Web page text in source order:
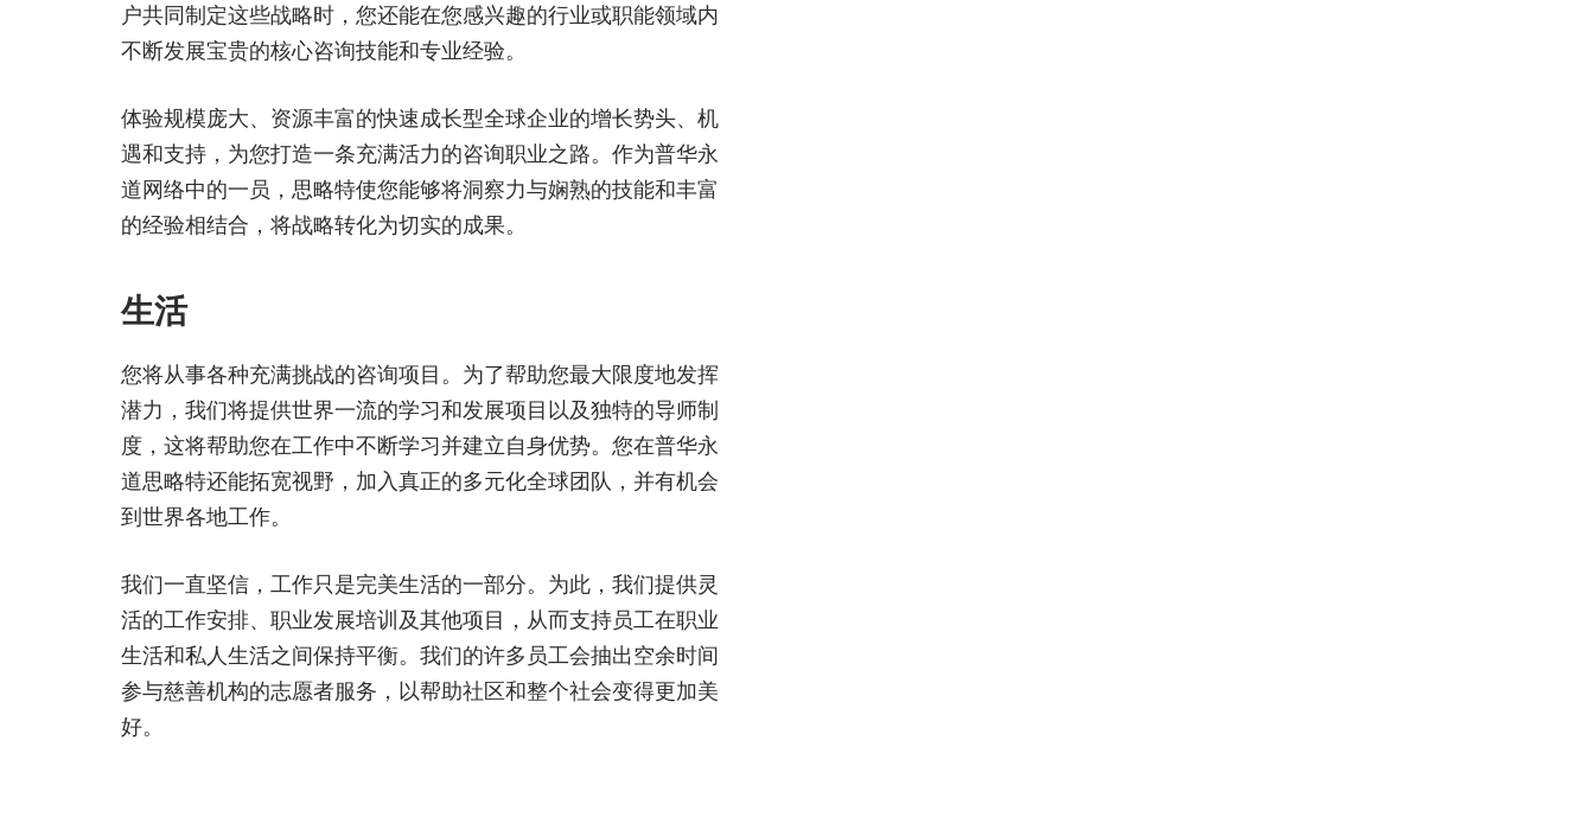
户共同制定这些战略时，您还能在您感兴趣的行业或职能领域内
不断发展宝贵的核心咨询技能和专业经验。
体验规模庞大、资源丰富的快速成长型全球企业的增长势头、机
遇和支持，为您打造一条充满活力的咨询职业之路。作为普华永
道网络中的一员，思略特使您能够将洞察力与娴熟的技能和丰富
的经验相结合，将战略转化为切实的成果。
生活
您将从事各种充满挑战的咨询项目。为了帮助您最大限度地发挥
潜力，我们将提供世界一流的学习和发展项目以及独特的导师制
度，这将帮助您在工作中不断学习并建立自身优势。您在普华永
道思略特还能拓宽视野，加入真正的多元化全球团队，并有机会
到世界各地工作。
我们一直坚信，工作只是完美生活的一部分。为此，我们提供灵
活的工作安排、职业发展培训及其他项目，从而支持员工在职业
生活和私人生活之间保持平衡。我们的许多员工会抽出空余时间
参与慈善机构的志愿者服务，以帮助社区和整个社会变得更加美
好。